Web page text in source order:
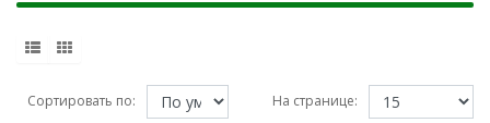
Сортировать по: На странице: